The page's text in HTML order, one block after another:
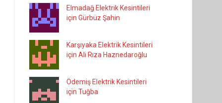
Elmadağ Elektrik Kesintileri
için Gürbüz Şahin
Karşıyaka Elektrik Kesintileri
için Ali Rıza Haznedaroğlu
Ödemiş Elektrik Kesintileri
için Tuğba